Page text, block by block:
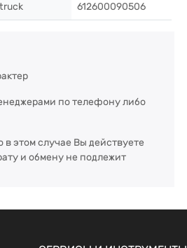
612600090506
по телефону либо
в этом случае Вы действуете
и обмену не подлежит